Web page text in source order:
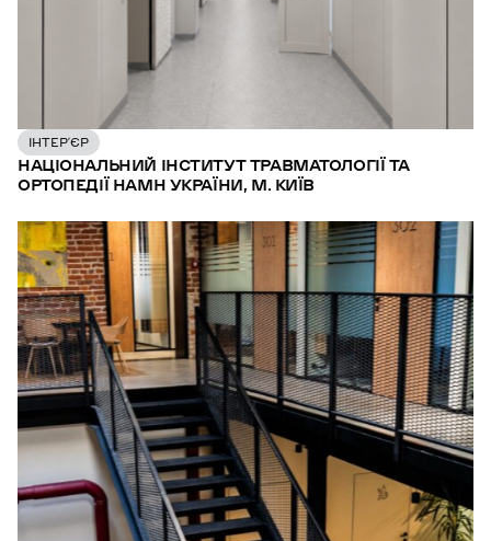
ІНТЕР’ЄР
НАЦІОНАЛЬНИЙ ІНСТИТУТ ТРАВМАТОЛОГІЇ ТА
ОРТОПЕДІЇ НАМН УКРАЇНИ, М. КИЇВ